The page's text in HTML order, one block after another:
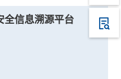
信息溯源平台